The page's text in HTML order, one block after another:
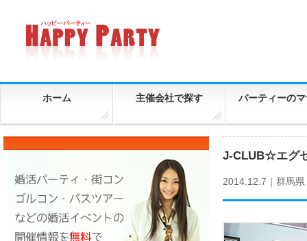
ホーム 主催会社で探す パーティーの
J-CLUB☆エグ
2014.12.7｜ 群馬県